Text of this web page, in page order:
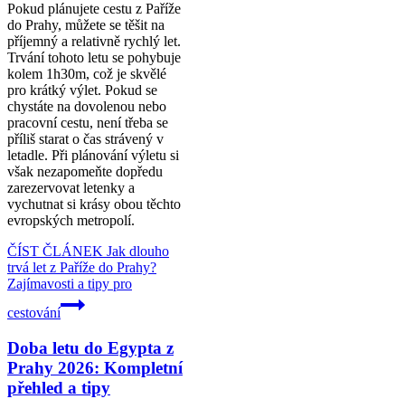
Pokud plánujete cestu z Paříže
do Prahy, můžete se těšit na
příjemný a relativně rychlý let.
Trvání tohoto letu se pohybuje
kolem 1h30m, což je skvělé
pro krátký výlet. Pokud se
chystáte na dovolenou nebo
pracovní cestu, není třeba se
příliš starat o čas strávený v
letadle. Při plánování výletu si
však nezapomeňte dopředu
zarezervovat letenky a
vychutnat si krásy obou těchto
evropských metropolí.
ČÍST ČLÁNEK Jak dlouho
trvá let z Paříže do Prahy?
Zajímavosti a tipy pro
cestování
Doba letu do Egypta z
Prahy 2026: Kompletní
přehled a tipy